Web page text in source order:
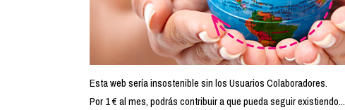
Esta web sería insostenible sin los Usuarios Colaboradores.
Por 1 € al mes, podrás contribuir a que pueda seguir existiendo...